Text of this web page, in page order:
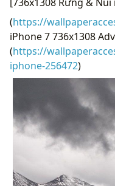
(https://
iPhone 7 736x1308
(https://
iphone-256472)